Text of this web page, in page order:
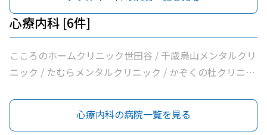
おぞら皮膚科 / みずき皮膚科 / ほった小児科クリニック
心療内科 [6件]
こころのホームクリニック世田谷 / 千歳烏山メンタルクリ
ニック / たむらメンタルクリニック / かぞくの杜クリニッ
クリニック
心療内科の病院一覧を見る